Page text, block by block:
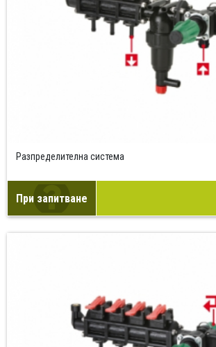
Разпределителна система
При запитване